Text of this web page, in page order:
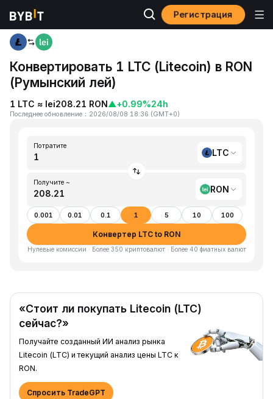
Регистрация
Главная
Конвертировать 1 LTC (Litecoin) в RON
(Румынский лей)
1 LTC ≈ lei208.21 RON▲+0.99%24h
Последнее обновление ： 2026/08/08 18:36 (GMT+0)
Потратите
LTC
Получите ~
RON
0.001 0.01 0.1 1 5 10 100
Конвертер LTC to RON
Нулевые комиссии · Более 350 криптовалют · Более 40 фиатных валют
«Стоит ли покупать Litecoin (LTC)
сейчас?»
Получайте созданный ИИ анализ рынка
Litecoin (LTC) и текущий анализ цены LTC к
RON.
Спросить TradeGPT